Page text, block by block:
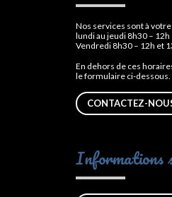
Nos services sont à
lundi au jeudi 8h30 – 12h
Vendredi 8h30 – 12h et
En dehors de ces
le formulaire ci-dessous.
CONTACTEZ-
Informations